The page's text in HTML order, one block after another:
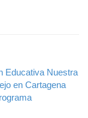
Educativa Nuestra
en Cartagena